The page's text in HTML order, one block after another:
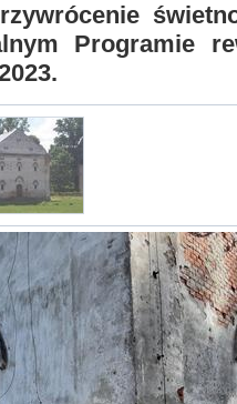
Programie